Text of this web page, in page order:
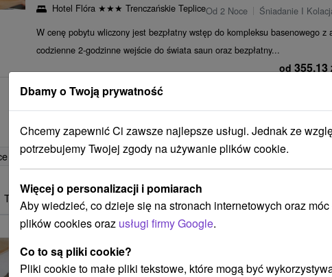
Hotel Flóra ★★★ Trenczańskie TepliceOd 2 Noce
Śniadanie I
W cenę pobytu wliczony jest bezpłatny wstęp do kompleksu basenowego z
codzienne 2-godzinne wejście do świata saun oraz bezpłatny...
od355,13
(25) Nimnica(6) Smrdáky(4)
TOP - BESTSELLERY NAJTAŃSZE
TIP
Dbamy o Twoją prywatność
Chcemy zapewnić Ci zawsze najlepsze usługi. Jednak ze
potrzebujemy Twojej zgody na używanie plików cookie.
Więcej o personalizacji i pomiarach
Aby wiedzieć, co dzieje się na stronach internetowych oraz
plików cookies oraz usługi firmy Google.
Co to są pliki cookie?
Pliki cookie to małe pliki tekstowe, które mogą być